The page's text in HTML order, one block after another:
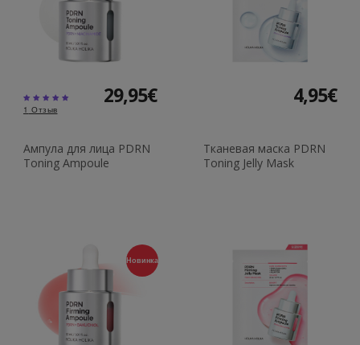
1 Отзыв
29,95€
Ампула для лица PDRN
Toning Ampoule
4,95€
Тканевая маска PDRN
Toning Jelly Mask
Новинка